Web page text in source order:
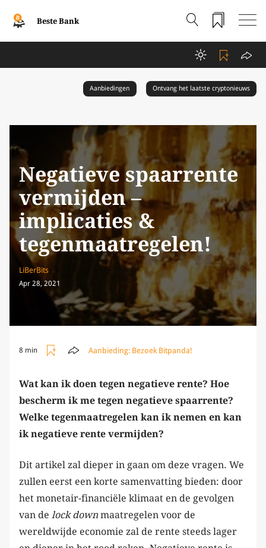
Beste Bank
Aanbiedingen Ontvang het laatste cryptonieuws
Negatieve spaarrente
vermijden –
implicaties &
tegenmaatregelen!
LiBerBits
Apr 28, 2021
8 min Aanbieding: Bezoek Bitpanda!
Wat kan ik doen tegen negatieve rente? Hoe
bescherm ik me tegen negatieve spaarrente?
Welke tegenmaatregelen kan ik nemen en kan
ik negatieve rente vermijden?
Dit artikel zal dieper in gaan om deze vragen. We
zullen eerst een korte samenvatting bieden: door
het monetair-financiële klimaat en de gevolgen
van de lock down maatregelen voor de
wereldwijde economie zal de rente steeds lager